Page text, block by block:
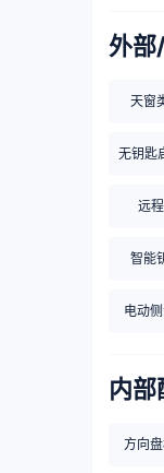
外部
天窗
无钥匙
远
智能
电动侧
内部
方向